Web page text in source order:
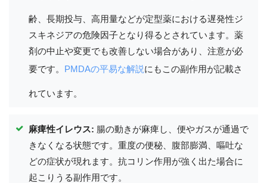
齢、長期投与、高用量などが定型薬における遅発性ジ
スキネジアの危険因子となり得るとされています。薬
剤の中止や変更でも改善しない場合があり、注意が必
要です。 PMDAの平易な解説にもこの副作用が記載さ
れています。
麻痺性イレウス: 腸の動きが麻痺し、便やガスが通過で
きなくなる状態です。重度の便秘、腹部膨満、嘔吐な
どの症状が現れます。抗コリン作用が強く出た場合に
起こりうる副作用です。